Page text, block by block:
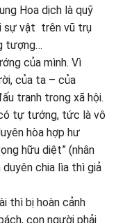
Hoa dịch là quỹ
sự vật trên vũ trụ
tượng…
của mình. Vì
của ta – của
tranh trong xã hội.
tự tướng, tức là vô
hòa hợp hư
hữu diệt” (nhân
chia lìa thì giả
thì bị hoàn cảnh
con người phải